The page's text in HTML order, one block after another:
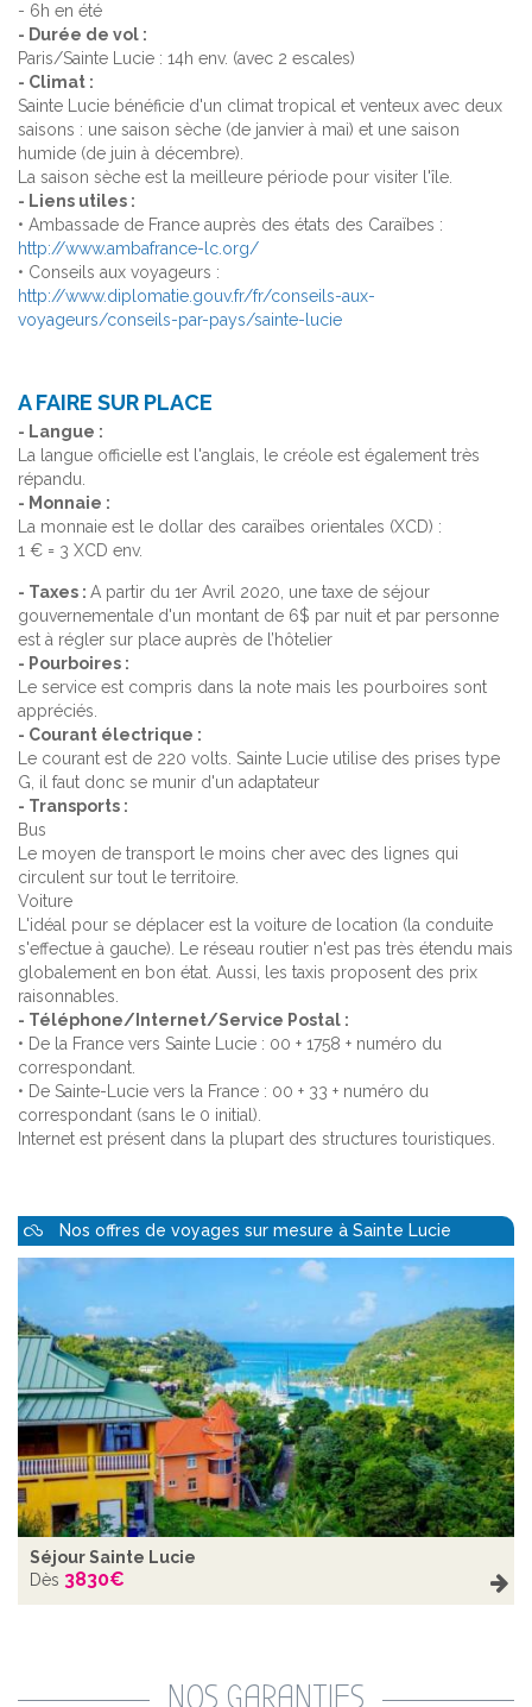
- 6h en été
- Durée de vol :
Paris/Sainte Lucie : 14h env. (avec 2 escales)
- Climat :
Sainte Lucie bénéficie d'un climat tropical et venteux avec deux
saisons : une saison sèche (de janvier à mai) et une saison
humide (de juin à décembre).
La saison sèche est la meilleure période pour visiter l'île.
- Liens utiles :
• Ambassade de France auprès des états des Caraïbes :
http://www.ambafrance-lc.org/
• Conseils aux voyageurs :
http://www.diplomatie.gouv.fr/fr/conseils-aux-
voyageurs/conseils-par-pays/sainte-lucie
A FAIRE SUR PLACE
- Langue :
La langue officielle est l'anglais, le créole est également très
répandu.
- Monnaie :
La monnaie est le dollar des caraïbes orientales (XCD) :
1 € = 3 XCD env.
- Taxes : A partir du 1er Avril 2020, une taxe de séjour
gouvernementale d'un montant de 6$ par nuit et par personne
est à régler sur place auprès de l’hôtelier
- Pourboires :
Le service est compris dans la note mais les pourboires sont
appréciés.
- Courant électrique :
Le courant est de 220 volts. Sainte Lucie utilise des prises type
G, il faut donc se munir d'un adaptateur
- Transports :
Bus
Le moyen de transport le moins cher avec des lignes qui
circulent sur tout le territoire.
Voiture
L'idéal pour se déplacer est la voiture de location (la conduite
s'effectue à gauche). Le réseau routier n'est pas très étendu mais
globalement en bon état. Aussi, les taxis proposent des prix
raisonnables.
- Téléphone/Internet/Service Postal :
• De la France vers Sainte Lucie : 00 + 1758 + numéro du
correspondant.
• De Sainte-Lucie vers la France : 00 + 33 + numéro du
correspondant (sans le 0 initial).
Internet est présent dans la plupart des structures touristiques.
Nos offres de voyages sur mesure à Sainte Lucie
Séjour Sainte Lucie
Dès 3830€
NOS GARANTIES